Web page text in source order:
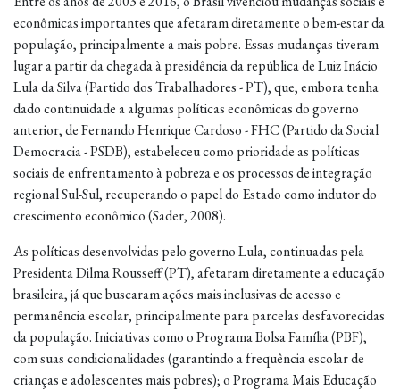
econômicas importantes que afetaram diretamente o bem-estar da
população, principalmente a mais pobre. Essas mudanças tiveram
lugar a partir da chegada à presidência da república de Luiz Inácio
Lula da Silva (Partido dos Trabalhadores - PT), que, embora tenha
dado continuidade a algumas políticas econômicas do governo
anterior, de Fernando Henrique Cardoso - FHC (Partido da Social
Democracia - PSDB), estabeleceu como prioridade as políticas
sociais de enfrentamento à pobreza e os processos de integração
regional Sul-Sul, recuperando o papel do Estado como indutor do
crescimento econômico (Sader, 2008).
As políticas desenvolvidas pelo governo Lula, continuadas pela
Presidenta Dilma Rousseff (PT), afetaram diretamente a educação
brasileira, já que buscaram ações mais inclusivas de acesso e
permanência escolar, principalmente para parcelas desfavorecidas
da população. Iniciativas como o Programa Bolsa Família (PBF),
com suas condicionalidades (garantindo a frequência escolar de
crianças e adolescentes mais pobres); o Programa Mais Educação